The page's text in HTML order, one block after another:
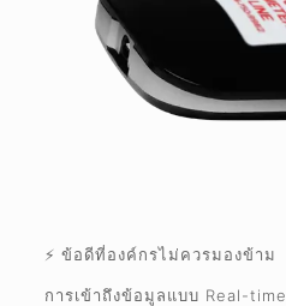
⚡ ข้อดีที่องค์กรไม่ควรมองข้าม
การเข้าถึงข้อมูลแบบ Real-time